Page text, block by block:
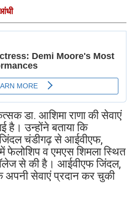
डा. आशिमा राणा की सेवाएं
उन्होंने बताया कि
चंडीगढ़ से आईवीएफ,
फेलोशिप व एमएस शिमला स्थित
से की है। आईवीएफ जिंदल,
सेवाएं प्रदान कर चुकी